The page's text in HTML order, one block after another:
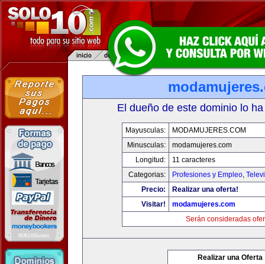
El dueño de este dominio lo
Mayusculas:
MODAMUJERES.COM
Minusculas:
modamujeres.com
Longitud:
11 caracteres
Categorias:
Profesiones y Empleo,
Precio:
Realizar una oferta!
Visitar!
modamujeres.com
Serán consideradas
Realizar una Oferta